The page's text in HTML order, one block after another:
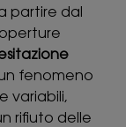
partire dal
fenomeno
variabili,
rifiuto delle